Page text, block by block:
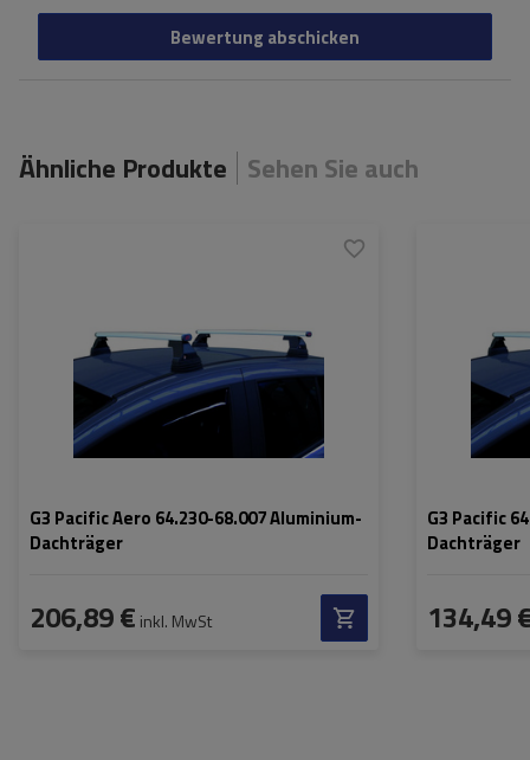
Bewertung abschicken
Ähnliche Produkte Sehen Sie auch
G3 Pacific Aero 64.230-68.007 Aluminium-
Dachträger
206,89 € inkl. MwSt
G3 Pacific
Dachträger
134,49